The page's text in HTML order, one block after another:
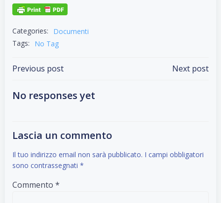
Categories:
Documenti
Tags:
No Tag
Post
navigation
Previous post Next post
No responses yet
Lascia un commento
Il tuo indirizzo email non sarà pubblicato. I campi obbligatori
sono contrassegnati *
Commento *